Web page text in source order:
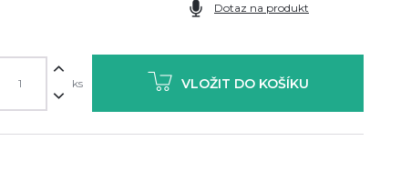
Dotaz na produkt
ks VLOŽIT DO KOŠÍKU